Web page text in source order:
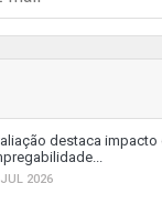
destaca impacto
2026